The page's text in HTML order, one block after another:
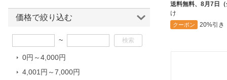
送料無料、 8月7日
け
クーポン 20%引き
ベルモント｜Belmont
ロゴス｜LOGOS
片力商事｜KATARIKI
飯塚カンパニー｜IIZUKA
価格で絞り込む
~
0円～4,000円
4,001円～7,000円